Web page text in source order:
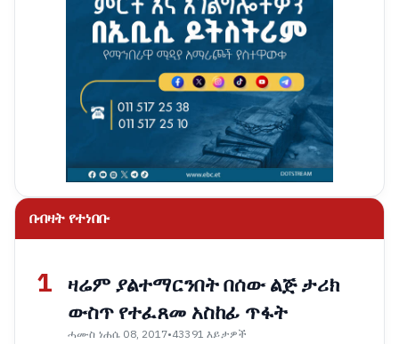
በብዛት የተነበቡ
1 ዛሬም ያልተማርንበት በሰው ልጅ ታሪክ
ውስጥ የተፈጸመ አስከፊ ጥፋት
ሓሙስ ነሐሴ 08, 2017•43391 እይታዎች